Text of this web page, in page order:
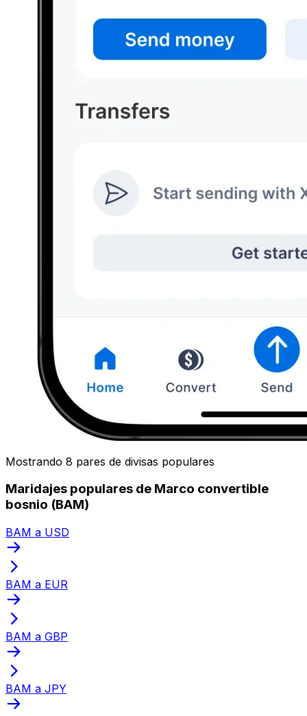
Mostrando 8 pares de divisas populares
Maridajes populares de Marco convertible
bosnio (BAM)
BAM a USD
BAM a EUR
BAM a GBP
BAM a JPY